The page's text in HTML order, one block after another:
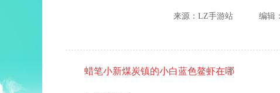
来源：LZ手游站 编辑
蜡笔小新煤炭镇的小白蓝色鳌虾在哪